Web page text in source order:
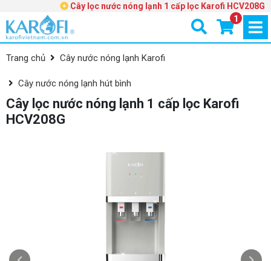
Cây lọc nước nóng lạnh 1 cấp lọc Karofi HCV208G
1
Trang chủ Cây nước nóng lạnh Karofi
Cây nước nóng lạnh hút bình
Cây lọc nước nóng lạnh 1 cấp lọc Karofi
HCV208G